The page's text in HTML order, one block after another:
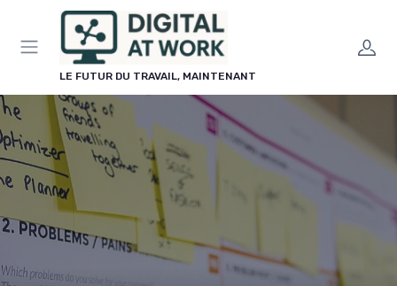
LE FUTUR DU TRAVAIL, MAINTENANT
Panneau de gestion des cookies